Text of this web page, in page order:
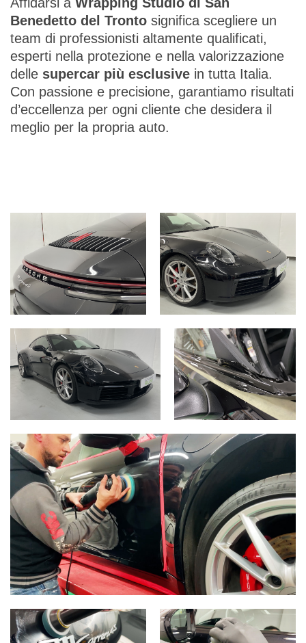
Benedetto del Tronto significa scegliere un
team di professionisti altamente qualificati,
esperti nella protezione e nella valorizzazione
delle supercar più esclusive in tutta Italia.
Con passione e precisione, garantiamo risultati
d’eccellenza per ogni cliente che desidera il
meglio per la propria auto.